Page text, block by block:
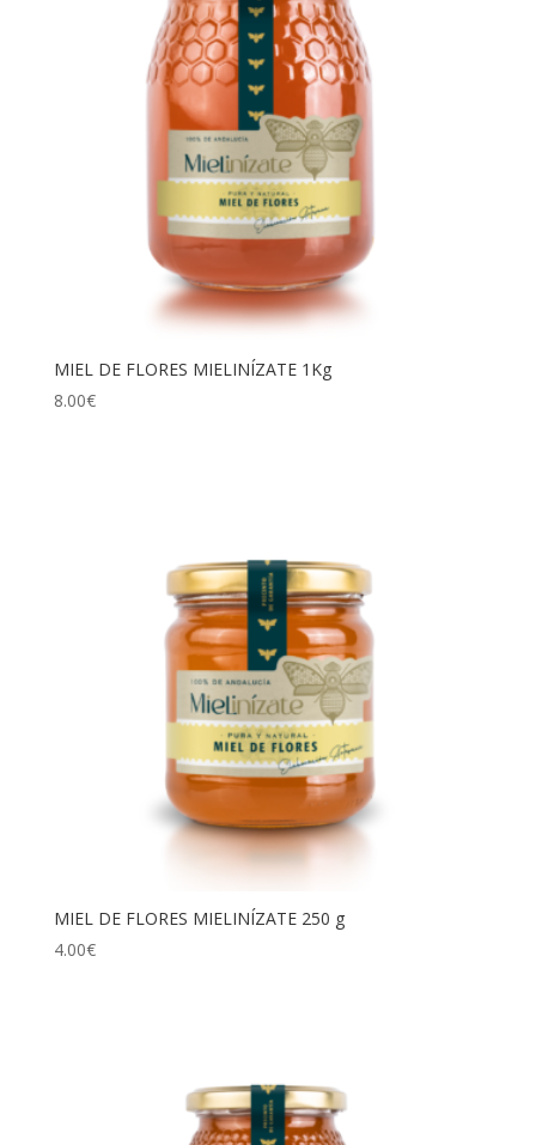
MIEL DE FLORES MIELINÍZATE 1Kg
8.00€
MIEL DE FLORES MIELINÍZATE 250 g
4.00€